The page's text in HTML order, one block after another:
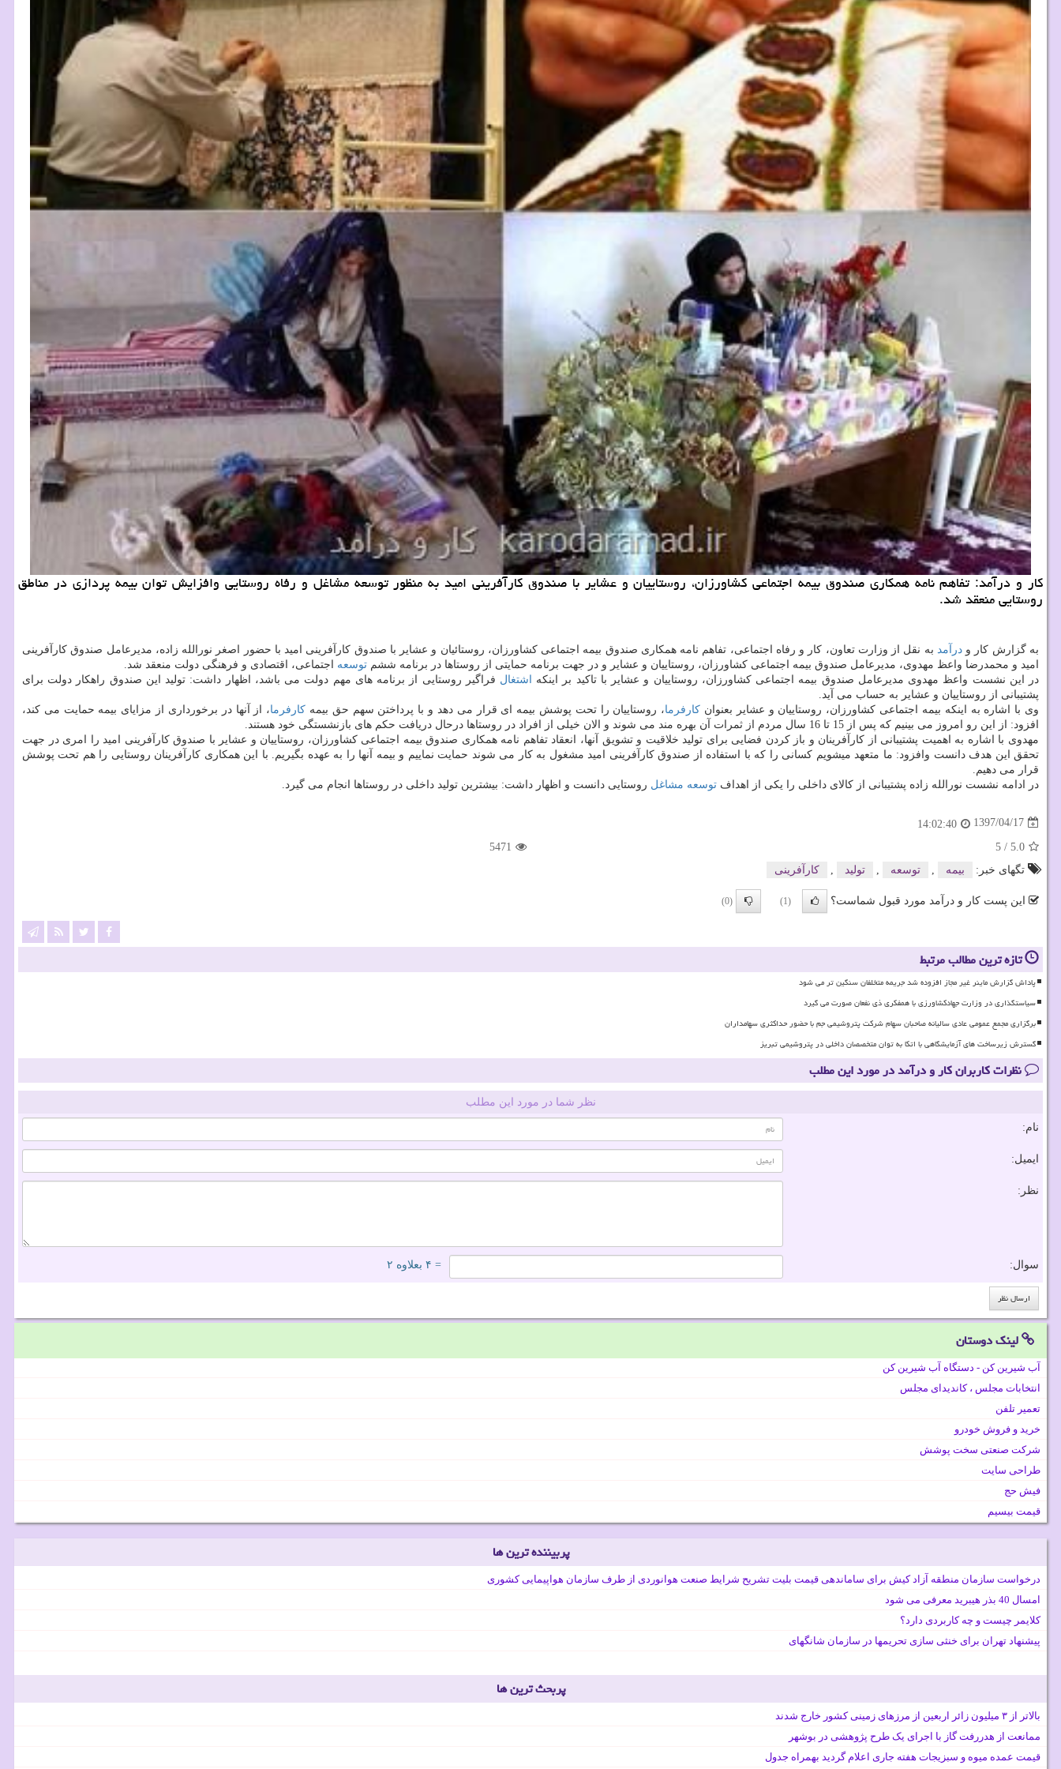
كار و درآمد: تفاهم نامه همكاری صندوق بیمه اجتماعی كشاورزان، روستاییان و عشایر با صندوق كارآفرینی امید به منظور توسعه مشاغل و رفاه روستایی وافزایش توان بیمه پردازی در مناطق
روستایی منعقد شد.
به گزارش كار ودرآمد به نقل از وزارت تعاون، كار و رفاه اجتماعی، تفاهم نامه همكاری صندوق بیمه اجتماعی كشاورزان، روستائیان و عشایر با صندوق كارآفرینی امید با حضور اصغر نورالله زاده، مدیرعامل صندوق كارآفرینی
امید و محمدرضا واعظ مهدوی، مدیرعامل صندوق بیمه اجتماعی كشاورزان، روستاییان و عشایر و در جهت برنامه حمایتی از روستاها در برنامه ششم توسعه اجتماعی، اقتصادی و فرهنگی دولت منعقد شد.
در این نشست واعظ مهدوی مدیرعامل صندوق بیمه اجتماعی كشاورزان، روستاییان و عشایر با تاكید بر اینكه
اشتغال فراگیر روستایی از برنامه های مهم دولت می باشد، اظهار داشت: تولید این صندوق راهكار دولت برای
پشتیبانی از روستاییان و عشایر به حساب می آید.
وی با اشاره به اینكه بیمه اجتماعی كشاورزان، روستاییان و عشایر بعنوان كارفرما، روستاییان را تحت پوشش بیمه ای قرار می دهد و با پرداختن سهم حق بیمه كارفرما، از آنها در برخورداری از مزایای بیمه حمایت می كند،
افزود: از این رو امروز می بینیم كه پس از 15 تا 16 سال مردم از ثمرات آن بهره مند می شوند و الان خیلی از افراد در روستاها درحال دریافت حكم های بازنشستگی خود هستند.
مهدوی با اشاره به اهمیت پشتیبانی از كارآفرینان و باز كردن فضایی برای تولید خلاقیت و تشویق آنها، انعقاد تفاهم نامه همكاری صندوق بیمه اجتماعی كشاورزان، روستاییان و عشایر با صندوق كارآفرینی امید را امری در جهت
تحقق این هدف دانست وافزود: ما متعهد میشویم كسانی را كه با استفاده از صندوق كارآفرینی امید مشغول به كار می شوند حمایت نماییم و بیمه آنها را به عهده بگیریم. با این همكاری كارآفرینان روستایی را هم تحت پوشش
قرار می دهیم.
در ادامه نشست نورالله زاده پشتیبانی از كالای داخلی را یكی از اهداف توسعه مشاغل روستایی دانست و اظهار داشت: بیشترین تولید داخلی در روستاها انجام می گیرد.
1397/04/17
14:02:40
5.0
/
5
5471
تگهای خبر:
بیمه توسعه تولید كارآفرینی
این پست کار و درآمد مورد قبول شماست؟ (1)
(0)
تازه ترین مطالب مرتبط
پاداش گزارش ماینر غیر مجاز افزوده شد جریمه متخلفان سنگین تر می شود
سیاستگذاری در وزارت جهادکشاورزی با همفکری ذی نفعان صورت می گیرد
برگزاری مجمع عمومی عادی سالیانه صاحبان سهام شرکت پتروشیمی جم با حضور حداکثری سهامداران
گسترش زیرساخت های آزمایشگاهی با اتکا به توان متخصصان داخلی در پتروشیمی تبریز
نظرات کاربران کار و درآمد در مورد این مطلب
نظر شما در مورد این مطلب
نام:
ایمیل:
نظر:
سوال: = ۴ بعلاوه ۲
لینک دوستان
آب شیرین کن - دستگاه آب شیرین کن
انتخابات مجلس ، کاندیدای مجلس
تعمیر تلفن
خرید و فروش خودرو
شرکت صنعتی سخت پوشش
طراحی سایت
فیش حج
قیمت بیسیم
پربیننده ترین ها
درخواست سازمان منطقه آزاد کیش برای ساماندهی قیمت بلیت تشریح شرایط صنعت هوانوردی از طرف سازمان هواپیمایی کشوری
امسال 40 بذر هیبرید معرفی می شود
کلایمر چیست و چه کاربردی دارد؟
پیشنهاد تهران برای خنثی سازی تحریمها در سازمان شانگهای
پربحث ترین ها
بالاتر از ۳ میلیون زائر اربعین از مرزهای زمینی کشور خارج شدند
ممانعت از هدررفت گاز با اجرای یک طرح پژوهشی در بوشهر
قیمت عمده میوه و سبزیجات هفته جاری اعلام گردید بهمراه جدول